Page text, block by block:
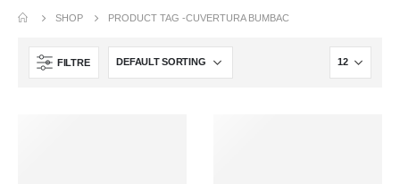
SHOP PRODUCT TAG -CUVERTURA BUMBAC
FILTRE